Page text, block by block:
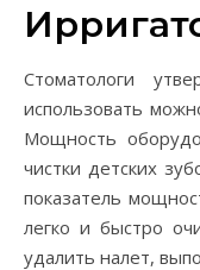
Стоматологи
использовать
Мощность
чистки детских
показатель
легко и быстро
удалить налет,